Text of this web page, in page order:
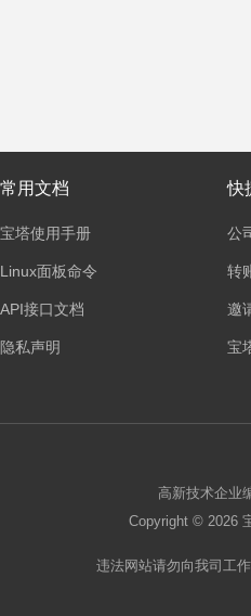
常用文档
宝塔使用手册
Linux面板命令
API接口文档
隐私声明
快
公
转
邀
宝
高新技术企业
Copyright © 2026
违法网站请勿向我司工